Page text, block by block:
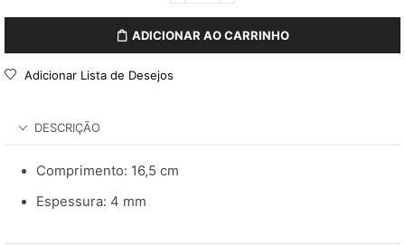
ADICIONAR AO CARRINHO
Adicionar Lista de Desejos
DESCRIÇÃO
Comprimento: 16,5 cm
Espessura: 4 mm